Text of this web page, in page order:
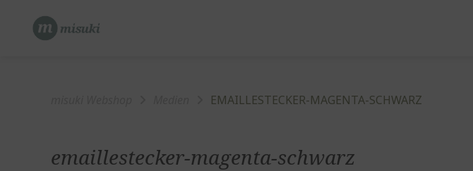
EMAILLESTECKER-MAGENTA-SCHWARZ
emaillestecker-magenta-schwarz